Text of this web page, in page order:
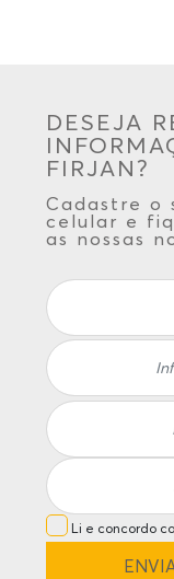
DESEJA
FIRJAN?
Cadastre o
celular e
as nossas
Li e concordo